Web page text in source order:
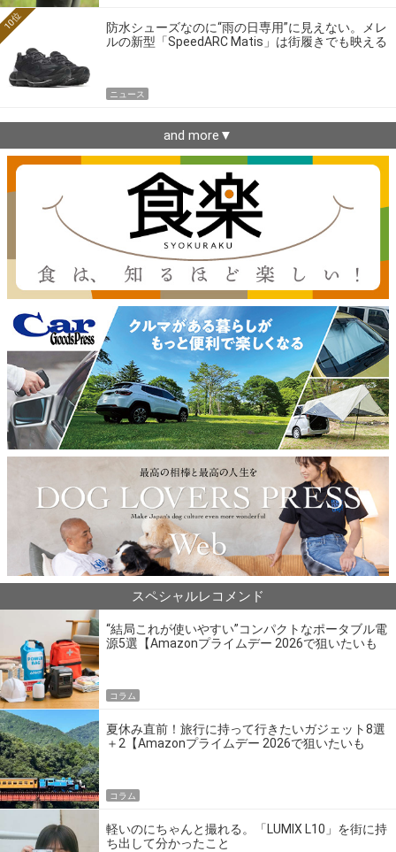
防水シューズなのに“雨の日専用”に見えない。メレ
ルの新型「SpeedARC Matis」は街履きでも映える
10位
ニュース
and more▼
スペシャルレコメンド
“結局これが使いやすい”コンパクトなポータブル電
源5選【Amazonプライムデー 2026で狙いたいも
コラム
夏休み直前！旅行に持って行きたいガジェット8選
＋2【Amazonプライムデー 2026で狙いたいも
コラム
軽いのにちゃんと撮れる。「LUMIX L10」を街に持
ち出して分かったこと